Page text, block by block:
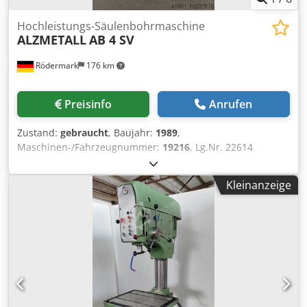
Rödermark 176 km
Hochleistungs-Säulenbohrmaschine
ALZMETALLAB 4 SV
Preisinfo Anrufen
Zustand: gebraucht, Baujahr: 1989,
Maschinen-/Fahrzeugnummer: 19216, Lg.Nr. 22614
Technische Daten: - Bohrleistung in Stahl ST 60 40 mm -
Bohrvermögen in Stahl ST 60 50 mm -
Bohrspindelaufnahme MK 4 Djdpfx Akot Etiys Dock -
Bohrspindelhub 180 mm - Bohrspindeldrehzahlen
stufenlos regulierbar mit Vorgelege - Stufe 1 60 - 210
U/min - Stufe 2 210 - 765 U/min - Ausladung 330 mm - 3
Vorschübe 0,1 - 0,2 - 0,3 U/min - Tisch mit 2 T-Nuten 720 x
360 mm - Tisch höhenverstellbar über Zahnstange mit
Handkurbel - max. Abstand Tisch – Bohrspindel ca. 780
mm - max. Abstand bearbeitete Fußplatte – Bohrspindel
Kleinanzeige